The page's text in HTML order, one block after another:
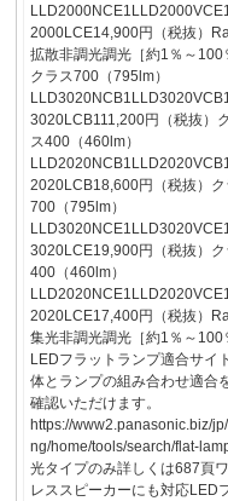
2000LCE14,900円（税抜）
拡散非調光調光［約1％～100
クラス700（795lm）
3020LCB111,200円（税抜）
ス400（460lm）
2020LCB18,600円（税抜）ク
700（795lm）
3020LCE19,900円（税抜）ク
400（460lm）
2020LCE17,400円（税抜）
集光非調光調光［約1％～100
LEDフラットランプ適合サイ
体とランプの組み合わせ適合
確認いただけます。
https://www2.panasonic.biz/
ng/home/tools/search/flat-
光タイプのみ詳しくは687頁
レススピーカーにも対応LED